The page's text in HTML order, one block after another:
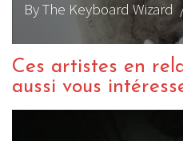
By The Keyboard Wizard
Ces artistes en
aussi vous